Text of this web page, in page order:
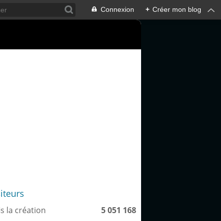
Connexion + Créer mon blog
la création 5 051 168